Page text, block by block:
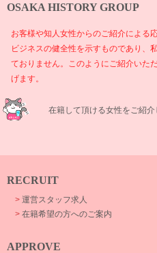
OSAKA HISTORY GROUP
お客様や知人女性からのご紹介による
ビジネスの健全性を示すものであり、
ておりません。このようにご紹介いた
げます。
在籍して頂ける女性をご紹
RECRUIT
> 運営スタッフ求人
> 在籍希望の方へのご案内
APPROVE